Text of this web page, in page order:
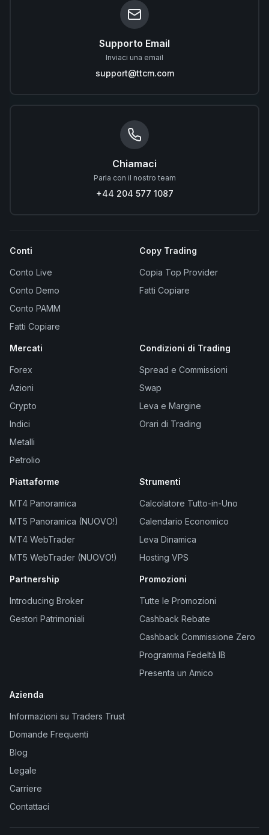
Supporto Email
Inviaci una email
support@ttcm.com
Chiamaci
Parla con il nostro team
+44 204 577 1087
Conti
Conto Live
Conto Demo
Conto PAMM
Fatti Copiare
Copy Trading
Copia Top Provider
Fatti Copiare
Mercati
Forex
Azioni
Crypto
Indici
Metalli
Petrolio
Condizioni di Trading
Spread e Commissioni
Swap
Leva e Margine
Orari di Trading
Piattaforme
MT4 Panoramica
MT5 Panoramica (NUOVO!)
MT4 WebTrader
MT5 WebTrader (NUOVO!)
Strumenti
Calcolatore Tutto-in-Uno
Calendario Economico
Leva Dinamica
Hosting VPS
Partnership
Introducing Broker
Gestori Patrimoniali
Promozioni
Tutte le Promozioni
Cashback Rebate
Cashback Commissione Zero
Programma Fedeltà IB
Presenta un Amico
Azienda
Informazioni su Traders Trust
Domande Frequenti
Blog
Legale
Carriere
Contattaci